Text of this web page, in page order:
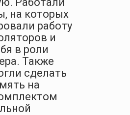
на которых
работу
и
в роли
Также
сделать
на